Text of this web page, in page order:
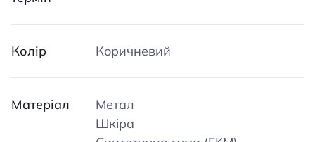
Колір Коричневий
Матеріал
Метал
Шкіра